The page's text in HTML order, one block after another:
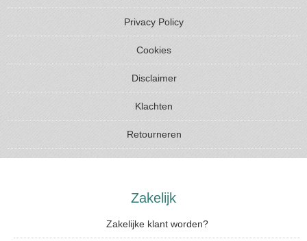
Privacy Policy
Cookies
Disclaimer
Klachten
Retourneren
Zakelijk
Zakelijke klant worden?